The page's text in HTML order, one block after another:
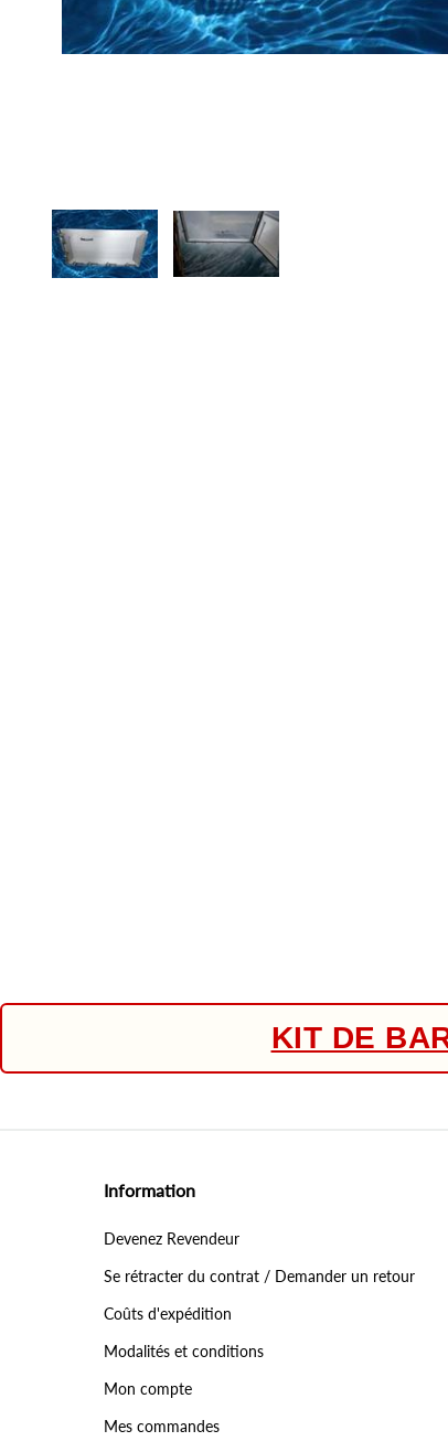
KIT DE
Information
Devenez Revendeur
Se rétracter du contrat / Demander un retour
Coûts d'expédition
Modalités et conditions
Mon compte
Mes commandes